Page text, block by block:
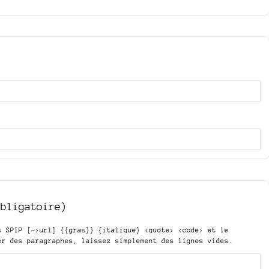
SPIP [->url] {{gras}} {italique} <quote> <code>
et le
des paragraphes, laissez simplement des lignes vides.